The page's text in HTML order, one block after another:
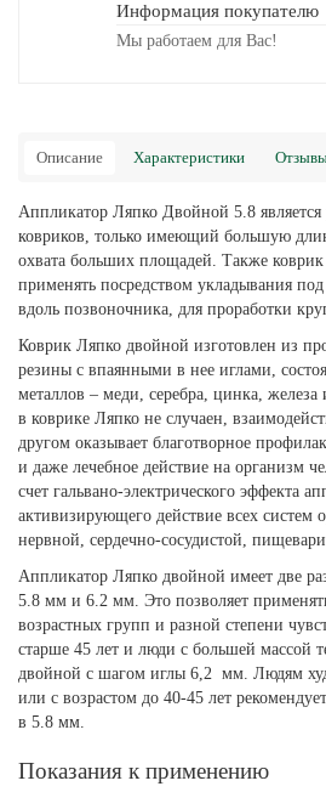
Информация покупателю
Мы работаем для Вас!
Описание Характеристики
Аппликатор Ляпко Двойной 5.8
ковриков, только имеющий большую
охвата больших площадей. Также
применять посредством укладывания
вдоль позвоночника, для проработки
Коврик Ляпко двойной изготовлен из
резины с впаянными в нее иглами,
металлов – меди, серебра, цинка, железа
в коврике Ляпко не случаен,
другом оказывает благотворное
и даже лечебное действие на организм
счет гальвано-электрического эффекта
активизирующего действие всех систем
нервной, сердечно-сосудистой,
Аппликатор Ляпко двойной имеет две
5.8 мм и 6.2 мм. Это позволяет
возрастных групп и разной степени
старше 45 лет и люди с большей массой
двойной с шагом иглы 6,2 мм. Людям
или с возрастом до 40-45 лет
в 5.8 мм.
Показания к применению